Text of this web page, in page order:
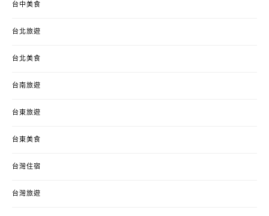
台中美食
台北旅遊
台北美食
台南旅遊
台東旅遊
台東美食
台灣住宿
台灣旅遊